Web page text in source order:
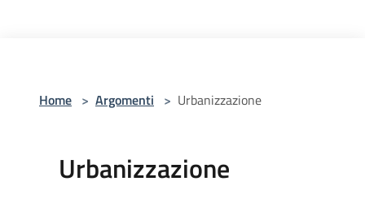
Home > Argomenti > Urbanizzazione
Urbanizzazione